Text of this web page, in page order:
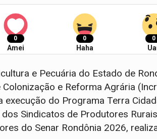
0
Amei
0
Haha
0
e Pecuária do Estado de
e Reforma Agrária
execução do Programa Terra
Sindicatos de Produtores
do Senar Rondônia 2026,